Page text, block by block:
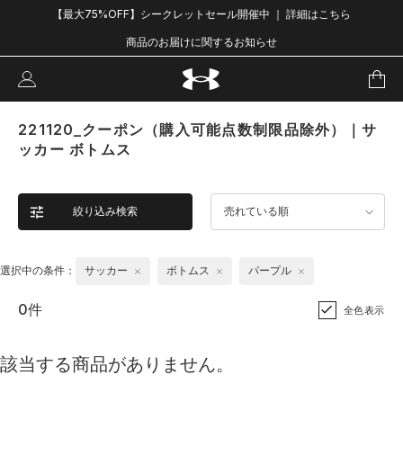
【最大75%OFF】シークレットセール開催中 ｜ 詳細はこちら
商品のお届けに関するお知らせ
221120_クーポン（購入可能点数制限品除外）｜サ
ッカー ボトムス
絞り込み検索 売れている順
選択中の条件： サッカー ボトムス パープル
0件 全色表示
該当する商品がありません。